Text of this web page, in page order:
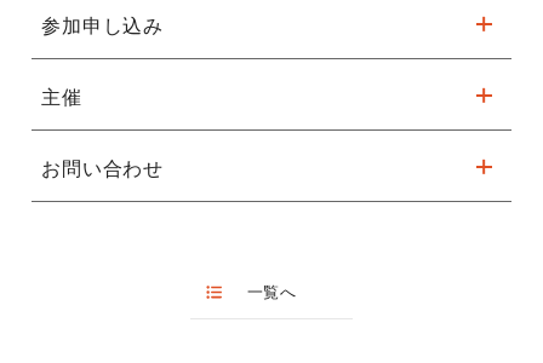
内容：
第一部「音像制御システム『AFC Image』
の実演及び技術紹介」
を、ホール（空間）に点在させたスピーカーより音
無料
参加申し込み
申込期間：7月20日(水)～8月31日(水)
※「舞台技術」と「事業企画」をお間違えの無いようご注意くだ
さい。
【事業企画セミナー】申し込みフォーム
主催
フェニーチェ堺（公益財団法人堺市文化振興財団）
お問い合わせ
一覧へ